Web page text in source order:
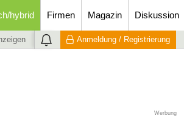
hybrid Firmen Magazin Diskussion
Anmeldung / Registrierung
Werbung